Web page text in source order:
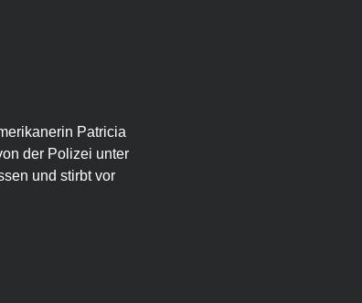
Patricia
der Polizei unter
und stirbt vor